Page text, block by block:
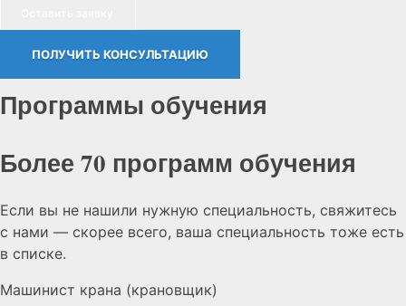
ПОЛУЧИТЬ КОНСУЛЬТАЦИЮ
Программы обучения
Более 70 программ обучения
Если вы не нашили нужную специальность, свяжитесь
с нами — скорее всего, ваша специальность тоже есть
в списке.
Машинист крана (крановщик)